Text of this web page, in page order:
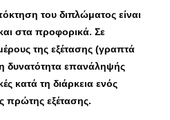
του διπλώματος είναι
στα προφορικά. Σε
της εξέτασης (γραπτά
δυνατότητα επανάληψής
κατά τη διάρκεια ενός
πρώτης εξέτασης.